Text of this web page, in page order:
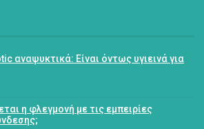
αναψυκτικά: Είναι όντως υγιεινά για
η φλεγμονή με τις εμπειρίες